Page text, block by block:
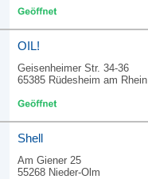
OIL!
Geisenheimer Str. 34-36
65385 Rüdesheim am Rhein
Shell
Am Giener 25
55268 Nieder-Olm